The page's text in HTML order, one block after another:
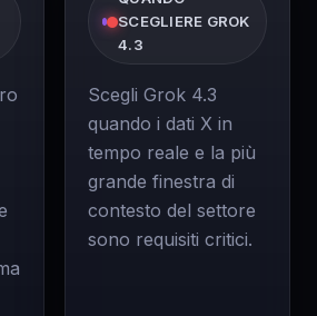
SCEGLIERE GROK
4.3
Scegli Grok 4.3
quando i dati X in
tempo reale e la più
grande finestra di
contesto del settore
sono requisiti critici.